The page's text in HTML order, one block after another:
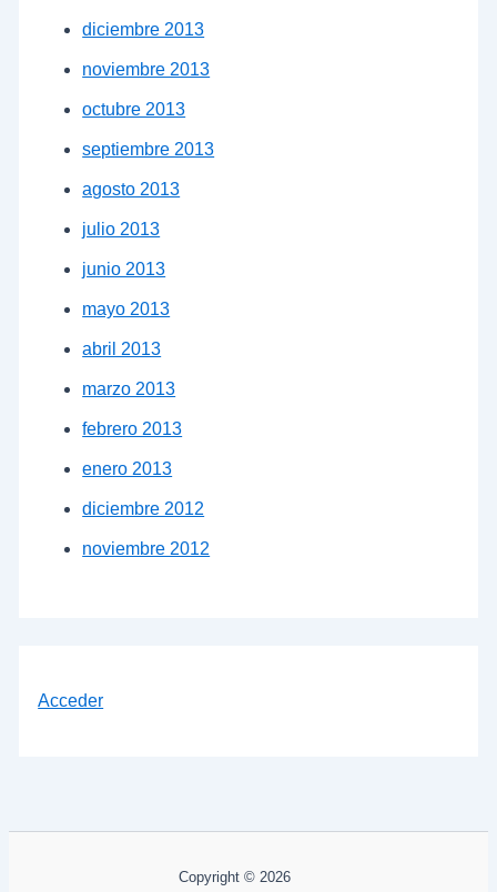
diciembre 2013
noviembre 2013
octubre 2013
septiembre 2013
agosto 2013
julio 2013
junio 2013
mayo 2013
abril 2013
marzo 2013
febrero 2013
enero 2013
diciembre 2012
noviembre 2012
Acceder
Copyright © 2026